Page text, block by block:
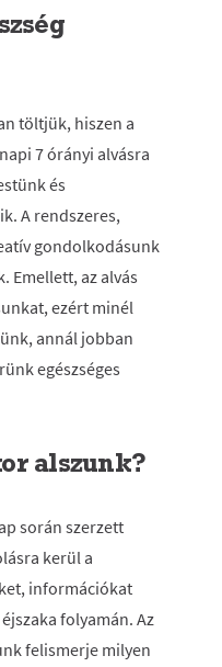
töltjük, hiszen a
7 órányi alvásra
és
A rendszeres,
gondolkodásunk
Emellett, az alvás
ezért minél
annál jobban
egészséges
alszunk?
során szerzett
kerül a
információkat
folyamán. Az
felismerje milyen